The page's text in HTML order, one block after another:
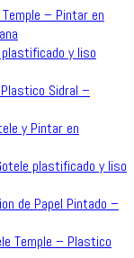
– Pintar en
y liso
Sidral –
y Pintar en
plastificado y liso
de Papel Pintado –
Temple – Plastico